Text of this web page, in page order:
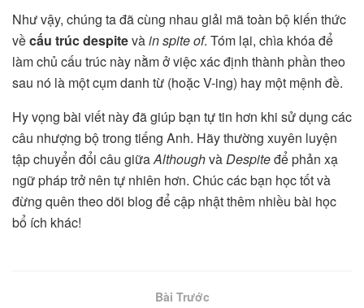
Như vậy, chúng ta đã cùng nhau giải mã toàn bộ kiến thức
vềcấu trúc despitevàin spite of. Tóm lại, chìa khóa để
làm chủ cấu trúc này nằm ở việc xác định thành phần theo
sau nó là một cụm danh từ (hoặc V-ing) hay một mệnh đề.
Hy vọng bài viết này đã giúp bạn tự tin hơn khi sử dụng các
câu nhượng bộ trong tiếng Anh. Hãy thường xuyên luyện
tập chuyển đổi câu giữaAlthoughvàDespiteđể phản xạ
ngữ pháp trở nên tự nhiên hơn. Chúc các bạn học tốt và
đừng quên theo dõi blog để cập nhật thêm nhiều bài học
bổ ích khác!
Bài Trước